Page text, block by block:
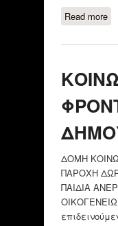
Read more
ΔΟΜΗ
ΠΑΡΟΧΗ
ΠΑΙΔΙΑ